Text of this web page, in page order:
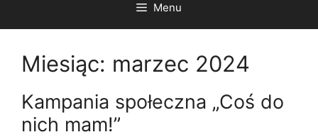
Menu
Miesiąc: marzec 2024
Kampania społeczna „Coś do
nich mam!”